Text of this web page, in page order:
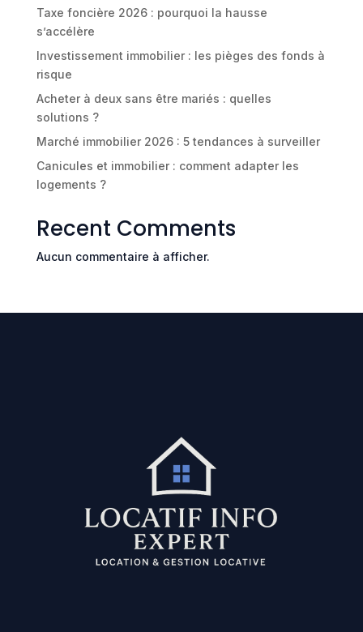
Taxe foncière 2026 : pourquoi la hausse
s’accélère
Investissement immobilier : les pièges des fonds à
risque
Acheter à deux sans être mariés : quelles
solutions ?
Marché immobilier 2026 : 5 tendances à surveiller
Canicules et immobilier : comment adapter les
logements ?
Recent Comments
Aucun commentaire à afficher.